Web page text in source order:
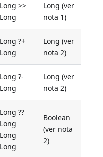
Long >>
Long
Long (ver
nota 1)
Long ?+
Long
Long (ver
nota 2)
Long ?-
Long
Long (ver
nota 2)
Long ??
Long
Long
Long
Boolean
(ver nota
2)